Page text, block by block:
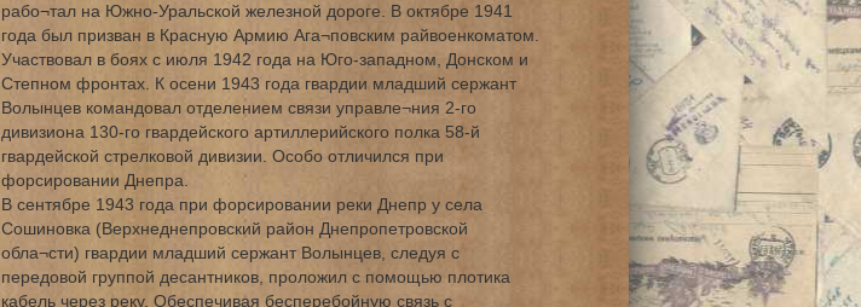
рабо¬тал на Южно-Уральской железной дороге. В октябре 1941
года был призван в Красную Армию Ага¬повским райвоенкоматом.
Участвовал в боях с июля 1942 года на Юго-западном, Донском и
Степном фронтах. К осени 1943 года гвардии младший сержант
Волынцев командовал отделением связи управле¬ния 2-го
дивизиона 130-го гвардейского артиллерийского полка 58-й
гвардейской стрелковой дивизии. Особо отличился при
форсировании Днепра.
В сентябре 1943 года при форсировании реки Днепр у села
Сошиновка (Верхнеднепровский район Днепропетровской
обла¬сти) гвардии младший сержант Волынцев, следуя с
передовой группой десантников, проложил с помощью плотика
кабель через реку. Обеспечивая бесперебойную связь с